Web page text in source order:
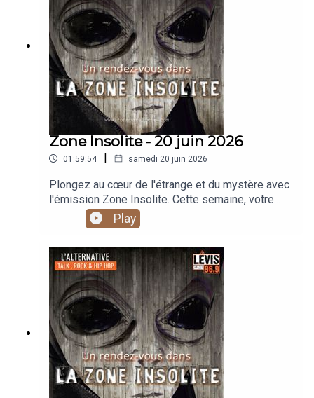
Zone Insolite - 20 juin 2026
01:59:54 | samedi 20 juin 2026
Plongez au cœur de l'étrange et du mystère avec
l'émission Zone Insolite. Cette semaine, votre
rendez-vous avec l'inexpliqué explore des
phénomènes hors du commun et des récits à
vous glacer le sang. Des théories
conspirationnistes les plus audacieuses aux
témoignages troublants de manifestations
paranormales, préparez-vous à remettre en
question vos certitudes. Que vous soyez
sceptique ou passionné de mystères
inexpliqués, cette incursion dans l'inconnu ne
vous laissera pas indifférent. Ouvrez grand vos
oreilles et laissez-vous transporter au-delà des
frontières du réel et du rationnel pour une
expérience radiophonique captivante.
Play